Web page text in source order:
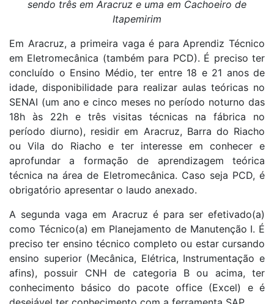
sendo três em Aracruz e uma em Cachoeiro de
Itapemirim
Em Aracruz, a primeira vaga é para Aprendiz Técnico
em Eletromecânica (também para PCD). É preciso ter
concluído o Ensino Médio, ter entre 18 e 21 anos de
idade, disponibilidade para realizar aulas teóricas no
SENAI (um ano e cinco meses no período noturno das
18h às 22h e três visitas técnicas na fábrica no
período diurno), residir em Aracruz, Barra do Riacho
ou Vila do Riacho e ter interesse em conhecer e
aprofundar a formação de aprendizagem teórica
técnica na área de Eletromecânica. Caso seja PCD, é
obrigatório apresentar o laudo anexado.
A segunda vaga em Aracruz é para ser efetivado(a)
como Técnico(a) em Planejamento de Manutenção I. É
preciso ter ensino técnico completo ou estar cursando
ensino superior (Mecânica, Elétrica, Instrumentação e
afins), possuir CNH de categoria B ou acima, ter
conhecimento básico do pacote office (Excel) e é